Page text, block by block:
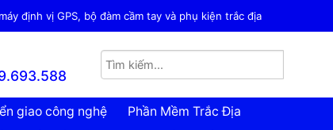
định vị GPS, bộ đàm cầm tay và phụ kiện trắc địa
giao công nghệ
Phần Mềm Trắc Địa